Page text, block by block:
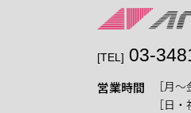
[TEL] 03-
営業時間
［月
［日